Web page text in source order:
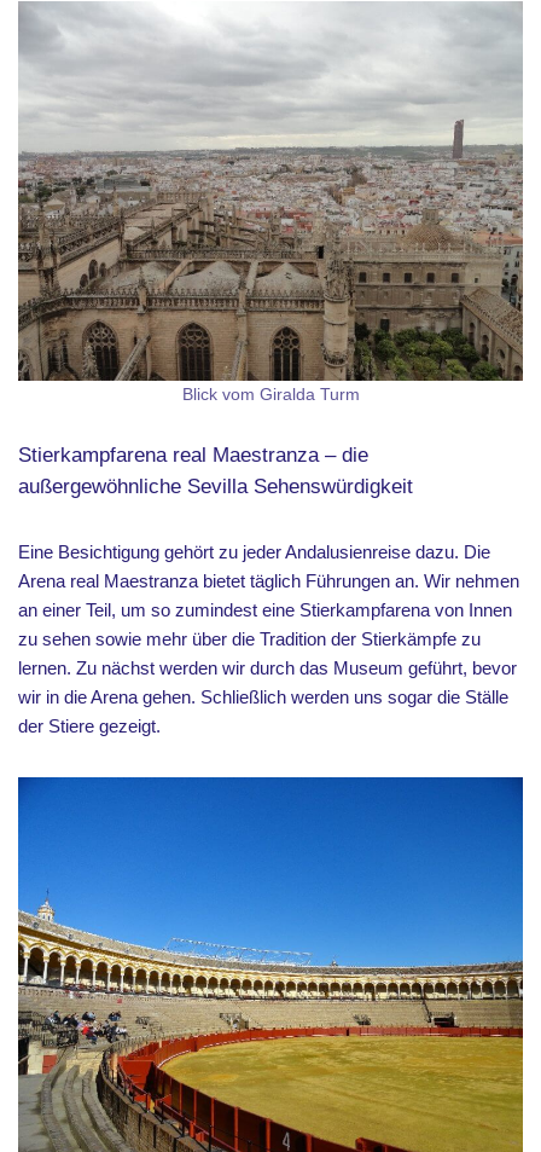
Blick vom Giralda Turm
Stierkampfarena real Maestranza – die
außergewöhnliche Sevilla Sehenswürdigkeit
Eine Besichtigung gehört zu jeder Andalusienreise dazu. Die
Arena real Maestranza bietet täglich Führungen an. Wir nehmen
an einer Teil, um so zumindest eine Stierkampfarena von Innen
zu sehen sowie mehr über die Tradition der Stierkämpfe zu
lernen. Zu nächst werden wir durch das Museum geführt, bevor
wir in die Arena gehen. Schließlich werden uns sogar die Ställe
der Stiere gezeigt.